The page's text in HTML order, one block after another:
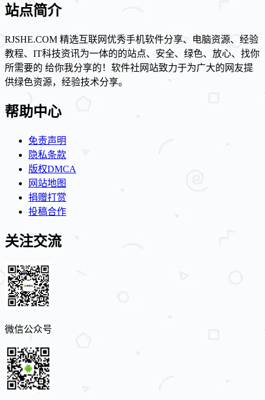
站点简介
RJSHE.COM 精选互联网优秀手机软件分享、电脑资源、经验
教程、IT科技资讯为一体的的站点、安全、绿色、放心、找你
所需要的 给你我分享的！软件社网站致力于为广大的网友提
供绿色资源，经验技术分享。
帮助中心
免责声明
隐私条款
版权DMCA
网站地图
捐赠打赏
投稿合作
关注交流
微信公众号